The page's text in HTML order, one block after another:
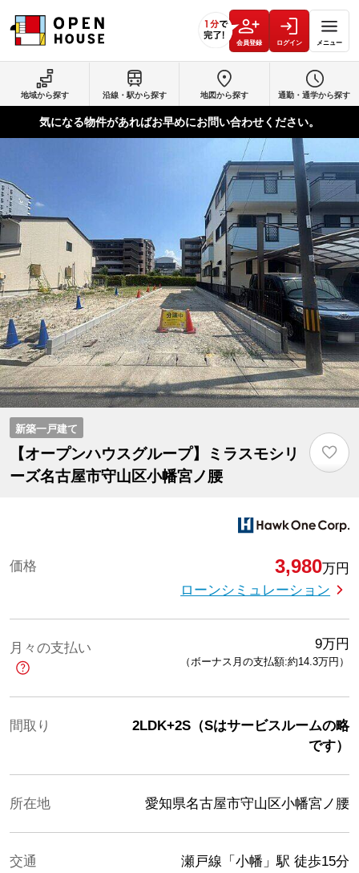
会員登録 ログイン メニュー
地域から探す 沿線・駅から探す 地図から探す 通勤・通学から探す
気になる物件があればお早めにお問い合わせください。
新築一戸建て
【オープンハウスグループ】ミラスモシリ
ーズ名古屋市守山区小幡宮ノ腰
♡
価格 3,980万円
ローンシミュレーション
月々の支払い 9万円
（ボーナス月の支払額:約14.3万円 ）
間取り
2LDK+2S（Sはサービスルームの略
です）
所在地 愛知県名古屋市守山区小幡宮ノ腰
交通 瀬戸線「小幡」駅 徒歩15分